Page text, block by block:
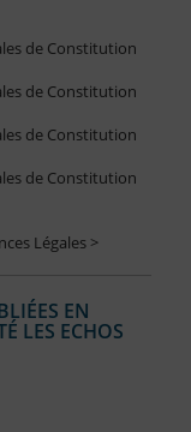
de Constitution
de Constitution
de Constitution
de Constitution
Légales >
EN
LES ECHOS